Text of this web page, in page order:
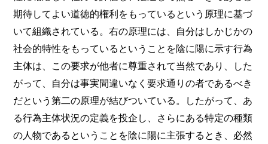
期待してよい道徳的権利をもっているという原理に基づ
いて組織されている。右の原理には、自分はしかじかの
社会的特性をもっているということを陰に陽に示す行為
主体は、この要求が他者に尊重されて当然であり、した
がって、自分は事実間違いなく要求通りの者であるべき
だという第二の原理が結びついている。したがって、あ
る行為主体状況の定義を投企し、さらにある特定の種類
の人物であるということを陰に陽に主張するとき、必然